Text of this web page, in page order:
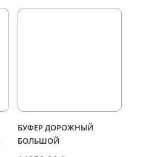
БУФЕР ДОРОЖНЫЙ
БОЛЬШОЙ